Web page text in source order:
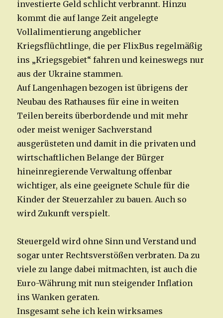
investierte Geld schlicht verbrannt. Hinzu
kommt die auf lange Zeit angelegte
Vollalimentierung angeblicher
Kriegsflüchtlinge, die per FlixBus regelmäßig
ins „Kriegsgebiet“ fahren und keineswegs nur
aus der Ukraine stammen.
Auf Langenhagen bezogen ist übrigens der
Neubau des Rathauses für eine in weiten
Teilen bereits überbordende und mit mehr
oder meist weniger Sachverstand
ausgerüsteten und damit in die privaten und
wirtschaftlichen Belange der Bürger
hineinregierende Verwaltung offenbar
wichtiger, als eine geeignete Schule für die
Kinder der Steuerzahler zu bauen. Auch so
wird Zukunft verspielt.
Steuergeld wird ohne Sinn und Verstand und
sogar unter Rechtsverstößen verbraten. Da zu
viele zu lange dabei mitmachten, ist auch die
Euro-Währung mit nun steigender Inflation
ins Wanken geraten.
Insgesamt sehe ich kein wirksames